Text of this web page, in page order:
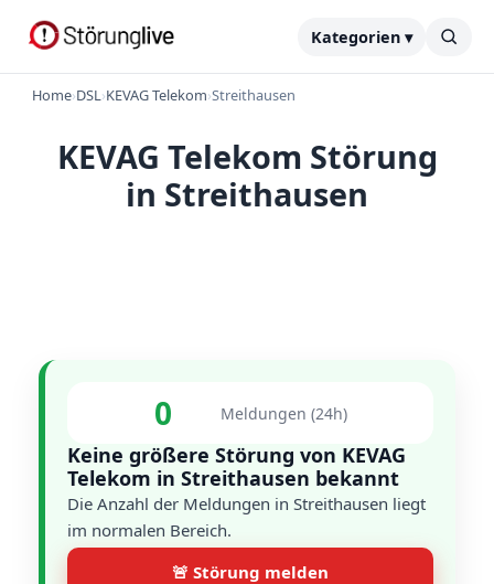
Kategorien ▾
Home›DSL›KEVAG Telekom›Streithausen
KEVAG Telekom Störung
in Streithausen
0 Meldungen (24h)
Keine größere Störung von KEVAG
Telekom in Streithausen bekannt
Die Anzahl der Meldungen in Streithausen liegt
im normalen Bereich.
🚨 Störung melden